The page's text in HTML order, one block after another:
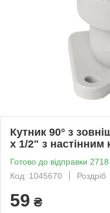
Кутник 90° з
х 1/2" з настінним
Готово до відправки 2718
Код: 1045670
Роздріб
59 ₴